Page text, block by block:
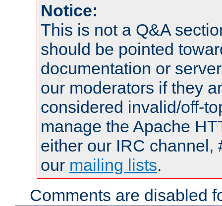
Notice:
This is not a Q&A
should be pointed
documentation or
our moderators if they
considered invalid/off-
manage the Apache
either our IRC channel,
our mailing lists.
Comments are disabled